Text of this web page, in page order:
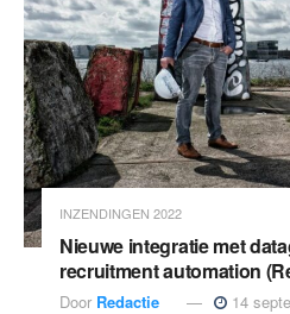
INZENDINGEN 2022
Nieuwe integratie met
recruitment automation
Door Redactie 14